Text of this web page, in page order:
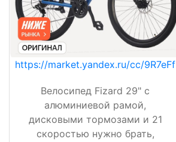
https://market.yandex.ru/cc/9R7eFf
Велосипед Fizard 29" с
алюминиевой рамой,
дисковыми тормозами и 21
скоростью нужно брать,